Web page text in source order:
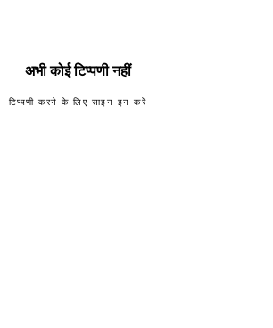
अभी कोई टिप्पणी नहीं
टिप्पणी करने के लिए साइन इन करें